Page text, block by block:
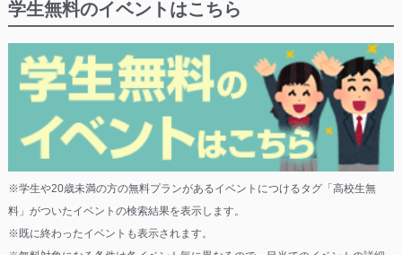
学生無料のイベントはこちら
※学生や20歳未満の方の無料プランがあるイベントにつけるタグ「高校生無
料」がついたイベントの検索結果を表示します。
※既に終わったイベントも表示されます。